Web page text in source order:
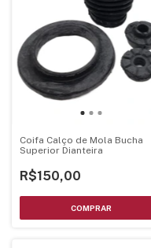
Coifa Calço de Mola Bucha
Superior Dianteira
R$150,00